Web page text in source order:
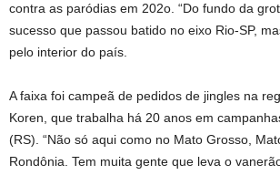
contra as paródias em 202o. “Do fundo da
sucesso que passou batido no eixo Rio-SP,
pelo interior do país.
A faixa foi campeã de pedidos de jingles na
Koren, que trabalha há 20 anos em
(RS). “Não só aqui como no Mato Grosso,
Rondônia. Tem muita gente que leva o